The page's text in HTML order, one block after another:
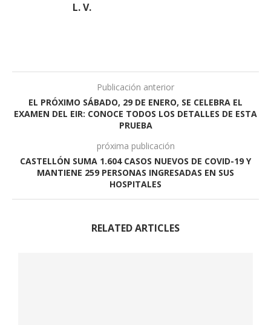
L. V.
Publicación anterior
EL PRÓXIMO SÁBADO, 29 DE ENERO, SE CELEBRA EL
EXAMEN DEL EIR: CONOCE TODOS LOS DETALLES DE ESTA
PRUEBA
próxima publicación
CASTELLÓN SUMA 1.604 CASOS NUEVOS DE COVID-19 Y
MANTIENE 259 PERSONAS INGRESADAS EN SUS
HOSPITALES
RELATED ARTICLES